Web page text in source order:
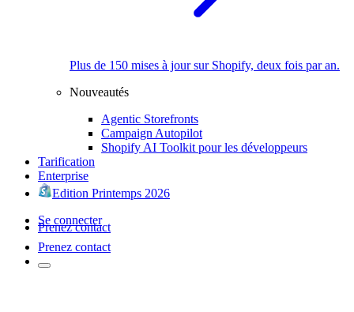
Plus de 150 mises à jour sur Shopify, deux fois par an.
Nouveautés
Agentic Storefronts
Campaign Autopilot
Shopify AI Toolkit pour les développeurs
Tarification
Enterprise
Edition Printemps 2026
Se connecter
Prenez contact
Prenez contact